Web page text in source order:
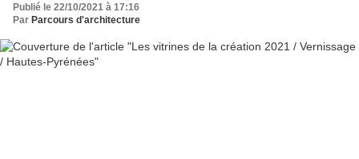
Publié le 22/10/2021 à 17:16
Par Parcours d'architecture